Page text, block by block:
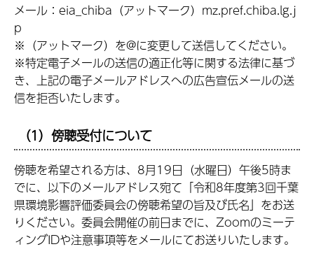
メール：eia_chiba（アットマーク）mz.pref.chiba.lg.j
p
※（アットマーク）を@に変更して送信してください。
※特定電子メールの送信の適正化等に関する法律に基づ
き、上記の電子メールアドレスへの広告宣伝メールの送
信を拒否いたします。
（1）傍聴受付について
傍聴を希望される方は、8月19日（水曜日）午後5時ま
でに、以下のメールアドレス宛て「令和8年度第3回千葉
県環境影響評価委員会の傍聴希望の旨及び氏名」をお送
りください。委員会開催の前日までに、Zoomのミーテ
ィングIDや注意事項等をメールにてお送りいたします。